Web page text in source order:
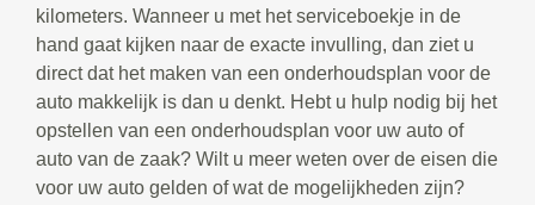
kilometers. Wanneer u met het serviceboekje in de
hand gaat kijken naar de exacte invulling, dan ziet u
direct dat het maken van een onderhoudsplan voor de
auto makkelijk is dan u denkt. Hebt u hulp nodig bij het
opstellen van een onderhoudsplan voor uw auto of
auto van de zaak? Wilt u meer weten over de eisen die
voor uw auto gelden of wat de mogelijkheden zijn?